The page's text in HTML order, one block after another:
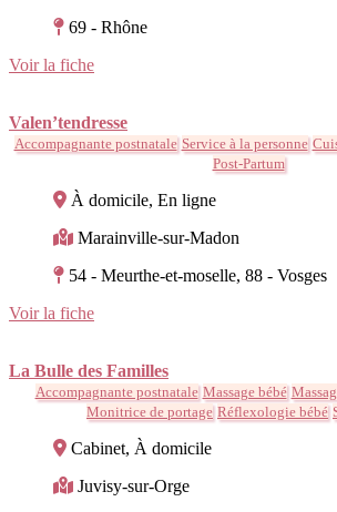
69 - Rhône
Voir la fiche
Valen’tendresse
Accompagnante postnatale Service à la personne
Post-Partum
À domicile, En ligne
Marainville-sur-Madon
54 - Meurthe-et-moselle, 88 - Vosges
Voir la fiche
La Bulle des Familles
Accompagnante postnatale Massage bébé
Monitrice de portage Réflexologie bébé
Cabinet, À domicile
Juvisy-sur-Orge